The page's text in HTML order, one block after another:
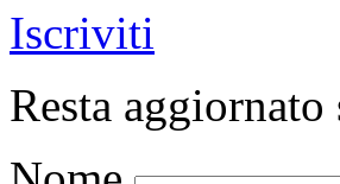
Iscriviti
Resta